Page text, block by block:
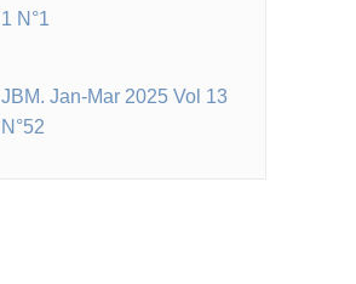
1 N°1
JBM. Jan-Mar 2025 Vol 13
N°52